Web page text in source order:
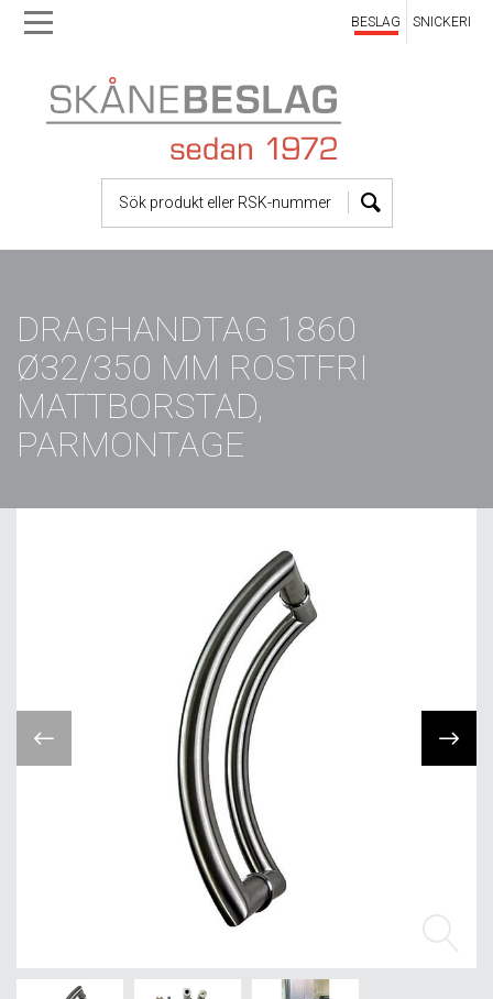
to
main
navigation
to
main
content
BESLAG SNICKERI
DRAGHANDTAG 1860
Ø32/350 MM ROSTFRI
MATTBORSTAD,
PARMONTAGE